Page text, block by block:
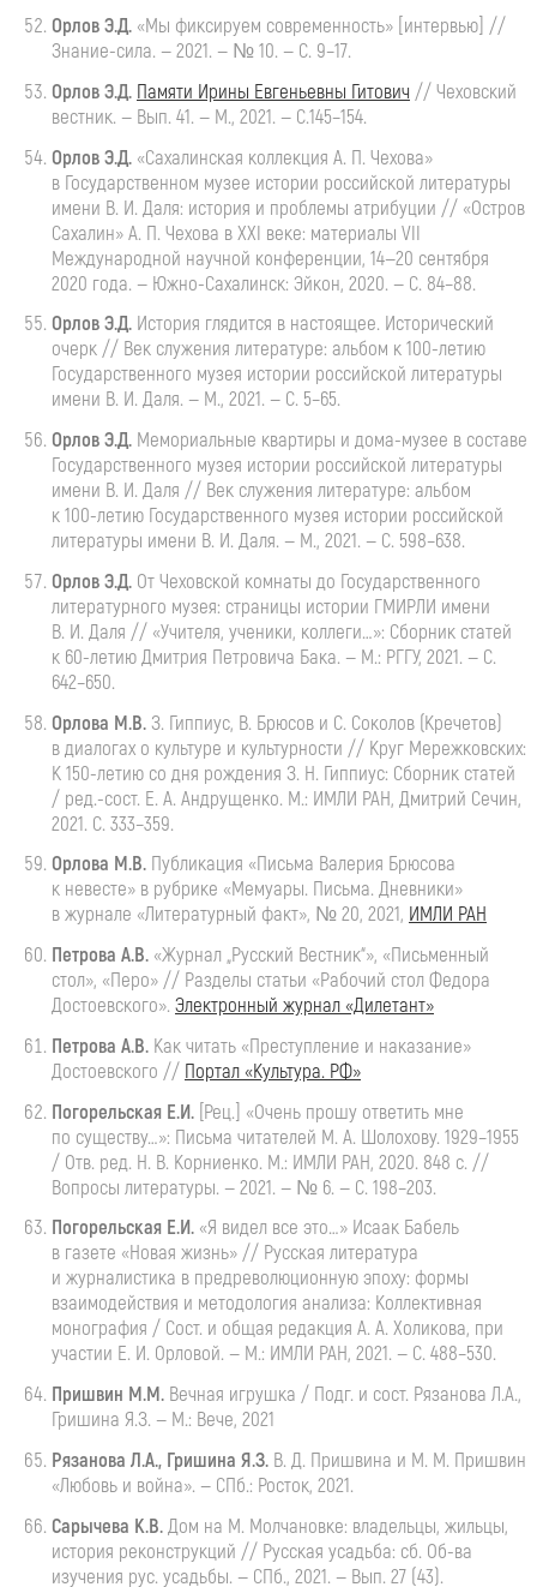
Орлов Э.Д. «Мы фиксируем современность» [интервью] //
Знание-сила. — 2021. — № 10. — С. 9–17.
ОрловЭ.Д. Памяти Ирины Евгеньевны Гитович // Чеховский
вестник. — Вып. 41. — М., 2021. — С.145–154.
Орлов Э.Д. «Сахалинская коллекция А. П. Чехова»
в Государственном музее истории российской литературы
имени В. И. Даля: история и проблемы атрибуции // «Остров
Сахалин»А. П. Чехова в XXI веке: материалы VII
Международной научной конференции, 14—20 сентября
2020 года. — Южно-Сахалинск: Эйкон, 2020. — С. 84–88.
ОрловЭ.Д. История глядится в настоящее. Исторический
очерк // Век служения литературе: альбом к100-летию
Государственного музея истории российской литературы
имени В. И. Даля. — М., 2021. — С. 5–65.
ОрловЭ.Д. Мемориальные квартиры и дома-музее в составе
Государственного музея истории российской литературы
имени В. И. Даля // Век служения литературе: альбом
к100-летию Государственного музея истории российской
литературы имени В. И. Даля. — М., 2021. — С. 598–638.
ОрловЭ.Д. ОтЧеховской комнаты до Государственного
литературного музея: страницы истории ГМИРЛИ имени
В. И. Даля // «Учителя, ученики, коллеги…»: Сборник статей
к 60-летиюДмитрия Петровича Бака. — М.: РГГУ, 2021. — С.
642–650.
Орлова М.В. З. Гиппиус, В. Брюсов и С. Соколов (Кречетов)
в диалогах о культуре и культурности // Круг Мережковских:
К150-летию со дня рождения З. Н. Гиппиус: Сборник статей
/ ред.-сост. Е. А. Андрущенко. М.: ИМЛИ РАН, Дмитрий Сечин,
2021. С. 333–359.
Орлова М.В. Публикация «Письма Валерия Брюсова
к невесте» в рубрике «Мемуары. Письма. Дневники»
в журнале «Литературный факт», № 20, 2021, ИМЛИ РАН
Петрова А.В. «Журнал „Русский Вестник“», «Письменный
стол», «Перо» // Разделы статьи «Рабочий стол Федора
Достоевского». Электронный журнал «Дилетант»
Петрова А.В. Какчитать «Преступление и наказание»
Достоевского // Портал «Культура. РФ»
Погорельская Е.И. [Рец.] «Очень прошу ответить мне
по существу…»: Письма читателей М. А. Шолохову. 1929–1955
/ Отв. ред. Н. В. Корниенко. М.: ИМЛИ РАН, 2020. 848 с. //
Вопросы литературы. — 2021. — № 6. — С. 198–203.
Погорельская Е.И. «Я видел все это…» Исаак Бабель
в газете «Новая жизнь» // Русская литература
и журналистика в предреволюционную эпоху: формы
взаимодействия и методология анализа: Коллективная
монография / Сост. и общая редакция А. А. Холикова, при
участии Е. И. Орловой. — М.: ИМЛИ РАН, 2021. — С. 488–530.
Пришвин М.М. Вечная игрушка / Подг. и сост. Рязанова Л.А.,
Гришина Я.З. — М.: Вече, 2021
Рязанова Л.А., Гришина Я.З. В. Д. Пришвина и М. М. Пришвин
«Любовь и война». — СПб.: Росток, 2021.
Сарычева К.В.Дом на М. Молчановке: владельцы, жильцы,
история реконструкций // Русская усадьба: сб. Об-ва
изучения рус. усадьбы. — СПб., 2021. — Вып. 27 (43).